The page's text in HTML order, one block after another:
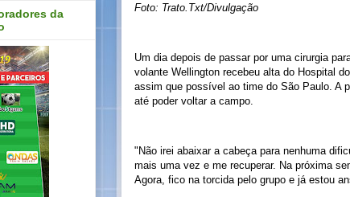
Foto: Trato.Txt/Divulgação
Um dia depois de passar por uma cirurgia
volante Wellington recebeu alta do Hospital
assim que possível ao time do São Paulo. A
até poder voltar a campo.
"Não irei abaixar a cabeça para nenhuma
mais uma vez e me recuperar. Na próxima
Agora, fico na torcida pelo grupo e já estou
da